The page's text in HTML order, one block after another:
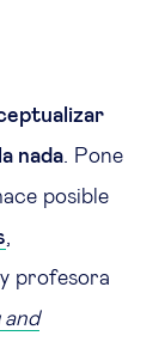
nada. Pone
posible
,
profesora